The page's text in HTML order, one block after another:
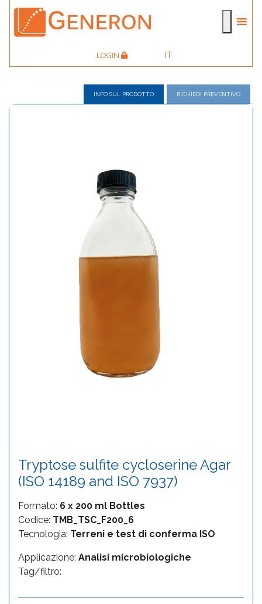
LOGIN IT
INFO SUL PRODOTTO RICHIEDI PREVENTIVO
Tryptose sulfite cycloserine Agar
(ISO 14189 and ISO 7937)
Formato: 6 x 200 ml Bottles
Codice: TMB_TSC_F200_6
Tecnologia: Terreni e test di conferma ISO
Applicazione: Analisi microbiologiche
Tag/filtro: